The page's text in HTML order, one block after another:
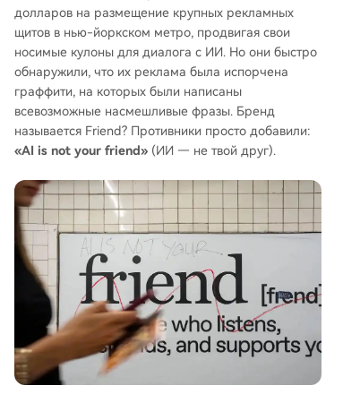
долларов на размещение крупных рекламных
щитов в нью-йоркском метро, продвигая свои
носимые кулоны для диалога с ИИ. Но они быстро
обнаружили, что их реклама была испорчена
граффити, на которых были написаны
всевозможные насмешливые фразы. Бренд
называется Friend? Противники просто добавили:
«AI is not your friend» (ИИ — не твой друг).